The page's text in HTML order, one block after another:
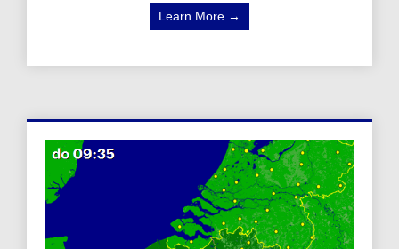
Learn More →